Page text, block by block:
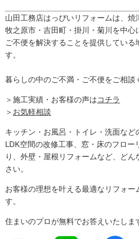
山田工務店はっぴいリフォームは、焼
牧之原市・吉田町 ・掛川・菊川 を中心
ご不便を解決することを提供してい
す。
暮らしの中のご不満・ご不便をご相談
＞施工実績・お客様の声はコチラ
＞ お気軽相談
キッチン・お風呂・トイレ・洗面など
LDK空間の改修工事、窓・床のフロー
り、外壁・屋根リフォームなど、ど
さい。
お客様の理想を叶える最適なリフォー
す。
住まいのプロが無料でお答えいたしま